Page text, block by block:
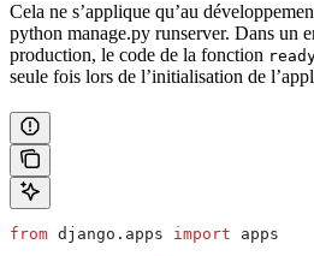
Cela ne s’applique qu’au
python manage.py runserver. Dans un
production, le code de la fonction
seule fois lors de l’initialisation de
from django.apps import apps